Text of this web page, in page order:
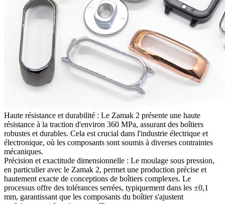
Haute résistance et durabilité : Le Zamak 2 présente une haute
résistance à la traction d'environ 360 MPa, assurant des boîtiers
robustes et durables. Cela est crucial dans l'industrie électrique et
électronique, où les composants sont soumis à diverses contraintes
mécaniques.
Précision et exactitude dimensionnelle : Le moulage sous pression,
en particulier avec le Zamak 2, permet une production précise et
hautement exacte de conceptions de boîtiers complexes. Le
processus offre des tolérances serrées, typiquement dans les ±0,1
mm, garantissant que les composants du boîtier s'ajustent